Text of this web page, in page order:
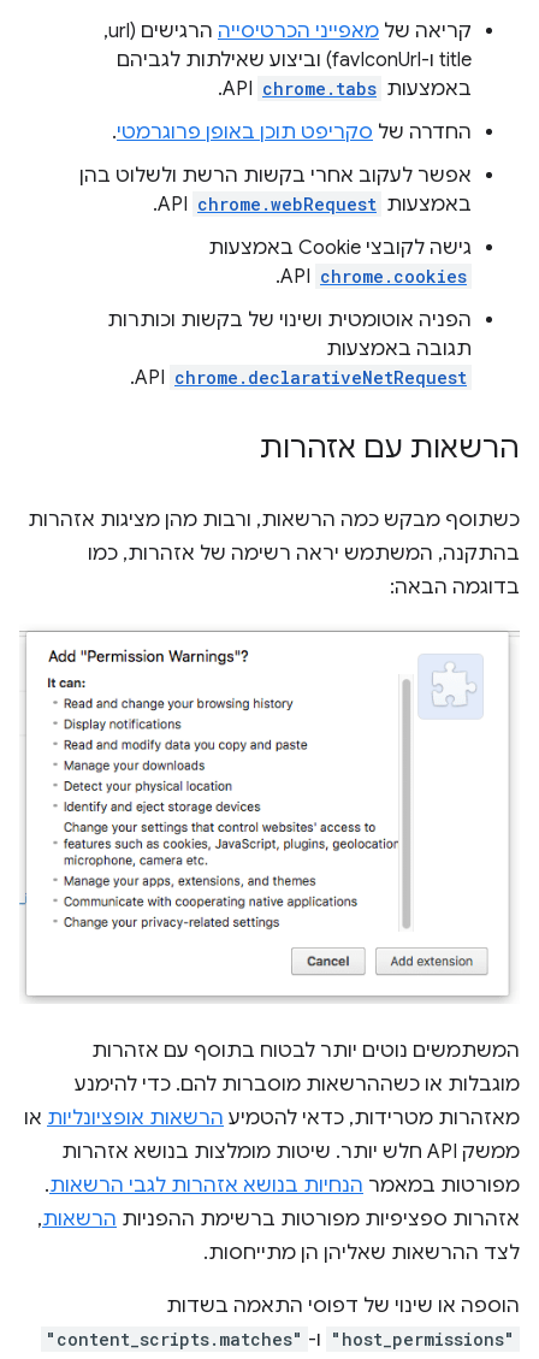
קריאה של מאפייני הכרטיסייה
הרגישים (url,‏
title ו-favIconUrl) וביצוע שאילתות לגביהם
באמצעות chrome.tabs
החדרה של סקריפט תוכן באופן פרוגרמטי.
אפשר לעקוב אחרי בקשות הרשת ולשלוט בהן
באמצעות chrome.webRequest
גישה לקובצי Cookie באמצעות
chrome.cookies
הפניה אוטומטית ושינוי של בקשות וכותרות
תגובה באמצעות
chrome.declarativeNetRequest
הרשאות עם אזהרות
כשתוסף מבקש כמה הרשאות, ורבות מהן מציגות אזהרות
בהתקנה, המשתמש יראה רשימה של אזהרות, כמו
בדוגמה הבאה:
המשתמשים נוטים יותר לבטוח בתוסף עם אזהרות
מוגבלות או כשההרשאות מוסברות להם. כדי להימנע
מאזהרות מטרידות, כדאי להטמיע הרשאות אופציונליות או
ממשק API חלש יותר. שיטות מומלצות בנושא אזהרות
מפורטות במאמר הנחיות בנושא אזהרות לגבי הרשאות.
אזהרות ספציפיות מפורטות ברשימת ההפניות הרשאות,
לצד ההרשאות שאליהן הן מתייחסות.
הוספה או שינוי של דפוסי התאמה בשדות
"host_permissions" ו- "content_scripts.matches"